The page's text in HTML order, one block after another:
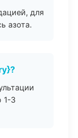
для
азота.
1-3